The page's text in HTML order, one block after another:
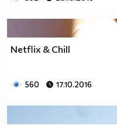
Netflix & Chill
560 17.10.2016